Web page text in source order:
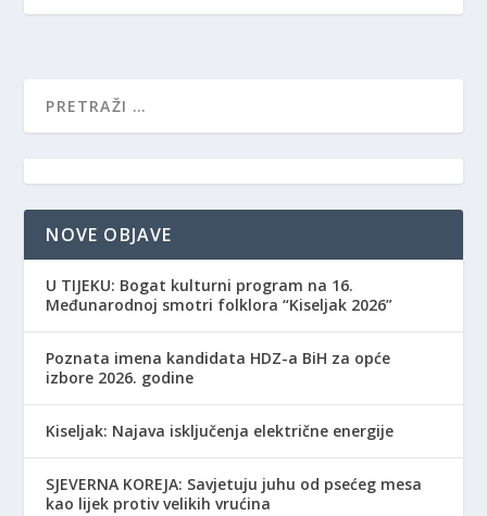
NOVE OBJAVE
​U TIJEKU: Bogat kulturni program na 16.
Međunarodnoj smotri folklora “Kiseljak 2026”
Poznata imena kandidata HDZ-a BiH za opće
izbore 2026. godine
Kiseljak: Najava isključenja električne energije
SJEVERNA KOREJA: Savjetuju juhu od psećeg mesa
kao lijek protiv velikih vrućina